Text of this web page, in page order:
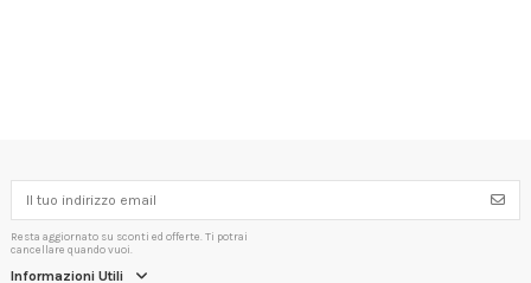
Resta aggiornato su sconti ed offerte. Ti potrai
cancellare quando vuoi.
Informazioni Utili